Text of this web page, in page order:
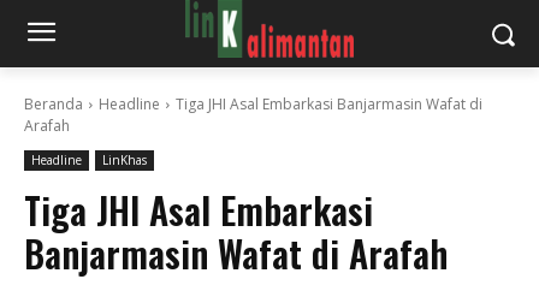
Beranda Headline
Tiga JHI Asal Embarkasi Banjarmasin Wafat di
Arafah
Headline LinKhas
Tiga JHI Asal Embarkasi
Banjarmasin Wafat di Arafah